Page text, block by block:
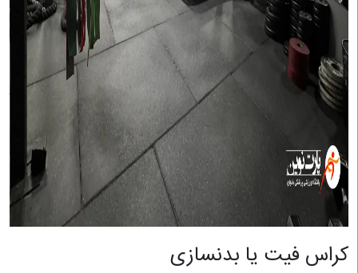
کراس فیت یا بدنسازی